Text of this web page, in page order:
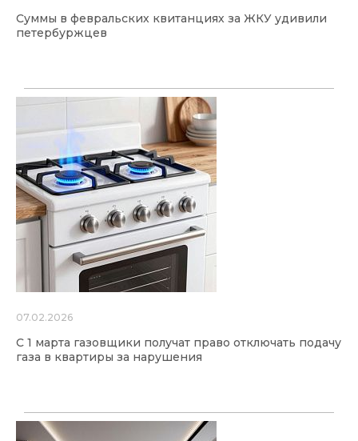
Суммы в февральских квитанциях за ЖКУ удивили
петербуржцев
07.02.2026
С 1 марта газовщики получат право отключать подачу
газа в квартиры за нарушения